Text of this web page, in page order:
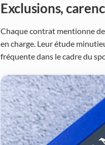
Exclusions,
Chaque contrat mentionne
en charge. Leur étude
fréquente dans le cadre du